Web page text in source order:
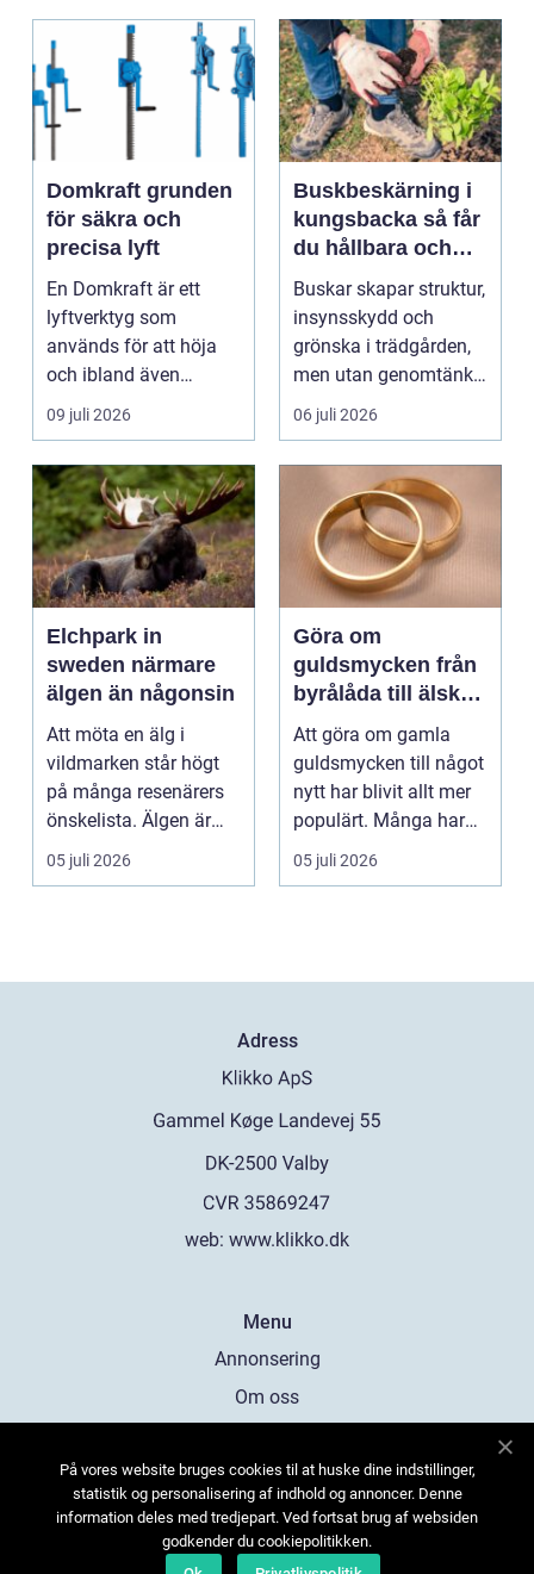
Domkraft grunden
för säkra och
precisa lyft
En Domkraft är ett
lyftverktyg som
används för att höja
och ibland även
positionera tunga
objekt, so...
09 juli 2026
Buskbeskärning i
kungsbacka så får
du hållbara och
vackra buskar året
runt
Buskar skapar struktur,
insynsskydd och
grönska i trädgården,
men utan genomtänkt
beskärning blir de...
06 juli 2026
Elchpark in
sweden närmare
älgen än någonsin
Att möta en älg i
vildmarken står högt
på många resenärers
önskelista. Älgen är
Skandinaviens ikonis...
05 juli 2026
Göra om
guldsmycken från
byrålåda till älskad
favorit
Att göra om gamla
guldsmycken till något
nytt har blivit allt mer
populärt. Många har
ärvda ringar, ...
05 juli 2026
Adress
web: www.klikko.dk
Menu
Annonsering
Om oss
Kontakta oss
Sitemap
På vores website bruges cookies til at huske dine indstillinger,
statistik og personalisering af indhold og annoncer. Denne
information deles med tredjepart. Ved fortsat brug af websiden
godkender du cookiepolitikken.